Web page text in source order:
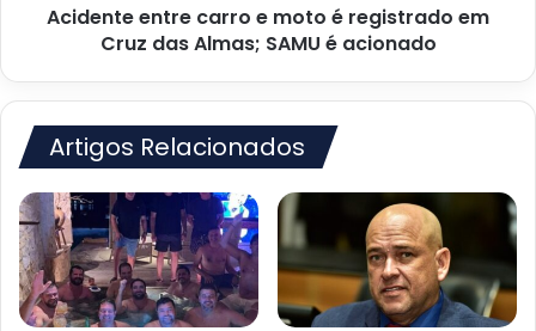
Acidente entre carro e moto é registrado em
Cruz das Almas; SAMU é acionado
Artigos Relacionados